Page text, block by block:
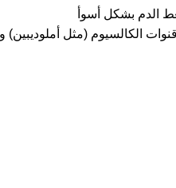
الدم بشكل أسوأ
(مثل أملوديبين)